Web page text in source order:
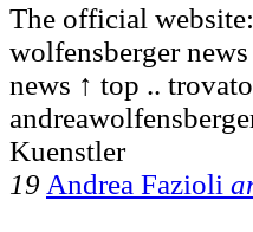
The official
wolfensberger
news ↑ top .. trovato
Kuenstler
19 Andrea Fazioli